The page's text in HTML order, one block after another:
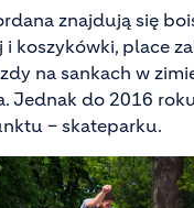
znajdują się
i koszykówki, place
na sankach w
Jednak do 2016
– skateparku.